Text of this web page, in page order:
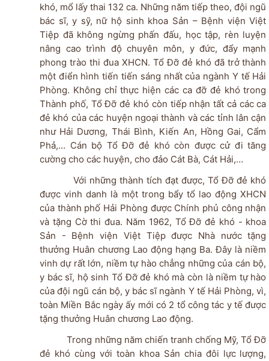
khó, mổ lấy thai 132 ca. Những năm tiếp theo, đội ngũ
bác sĩ, y sỹ, nữ hộ sinh khoa Sản – Bệnh viện Việt
Tiệp đã không ngừng phấn đấu, học tập, rèn luyện
nâng cao trình độ chuyên môn, y đức, đẩy mạnh
phong trào thi đua XHCN. Tổ Đỡ đẻ khó đã trở thành
một điển hình tiến tiến sáng nhất của ngành Y tế Hải
Phòng. Không chỉ thực hiện các ca đỡ đẻ khó trong
Thành phố, Tổ Đỡ đẻ khó còn tiếp nhận tất cả các ca
đẻ khó của các huyện ngoại thành và các tỉnh lân cận
như Hải Dương, Thái Bình, Kiến An, Hồng Gai, Cẩm
Phả,… Cán bộ Tổ Đỡ đẻ khó còn được cử đi tăng
cường cho các huyện, cho đảo Cát Bà, Cát Hải,…
Với những thành tích đạt được, Tổ Đỡ đẻ khó
được vinh danh là một trong bẩy tổ lao động XHCN
của thành phố Hải Phòng được Chính phủ công nhận
và tặng Cờ thi đua. Năm 1962, Tổ Đỡ đẻ khó - khoa
Sản - Bệnh viện Việt Tiệp được Nhà nước tặng
thưởng Huân chương Lao động hạng Ba. Đây là niềm
vinh dự rất lớn, niềm tự hào chẳng những của cán bộ,
y bác sĩ, hộ sinh Tổ Đỡ đẻ khó mà còn là niềm tự hào
của đội ngũ cán bộ, y bác sĩ ngành Y tế Hải Phòng, vì,
toàn Miền Bắc ngày ấy mới có 2 tổ công tác y tế được
tặng thưởng Huân chương Lao động.
Trong những năm chiến tranh chống Mỹ, Tổ Đỡ
đẻ khó cùng với toàn khoa Sản chia đôi lực lượng,